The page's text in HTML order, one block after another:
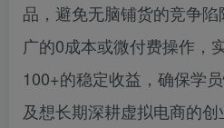
品，避免无脑铺货的竞争
广的0成本或微付费操作，
100+的稳定收益，确保学
及想长期深耕虚拟电商的创